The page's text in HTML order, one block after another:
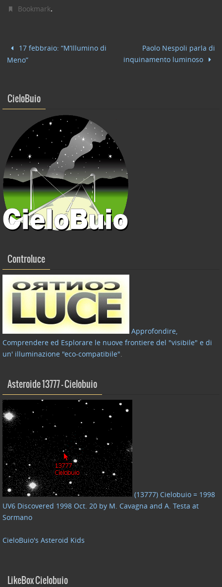
c
b
o
k
itt
dI vi
Bookmark.
17 febbraio: “M’Illumino di
Meno”
Paolo Nespoli parla di
inquinamento luminoso
CieloBuio
Controluce
Approfondire,
Comprendere ed Esplorare le nuove frontiere del "visibile" e di
un' illuminazione "eco-compatibile".
Asteroide 13777 – Cielobuio
(13777) Cielobuio = 1998
UV6 Discovered 1998 Oct. 20 by M. Cavagna and A. Testa at
Sormano
CieloBuio's Asteroid Kids
LikeBox Cielobuio